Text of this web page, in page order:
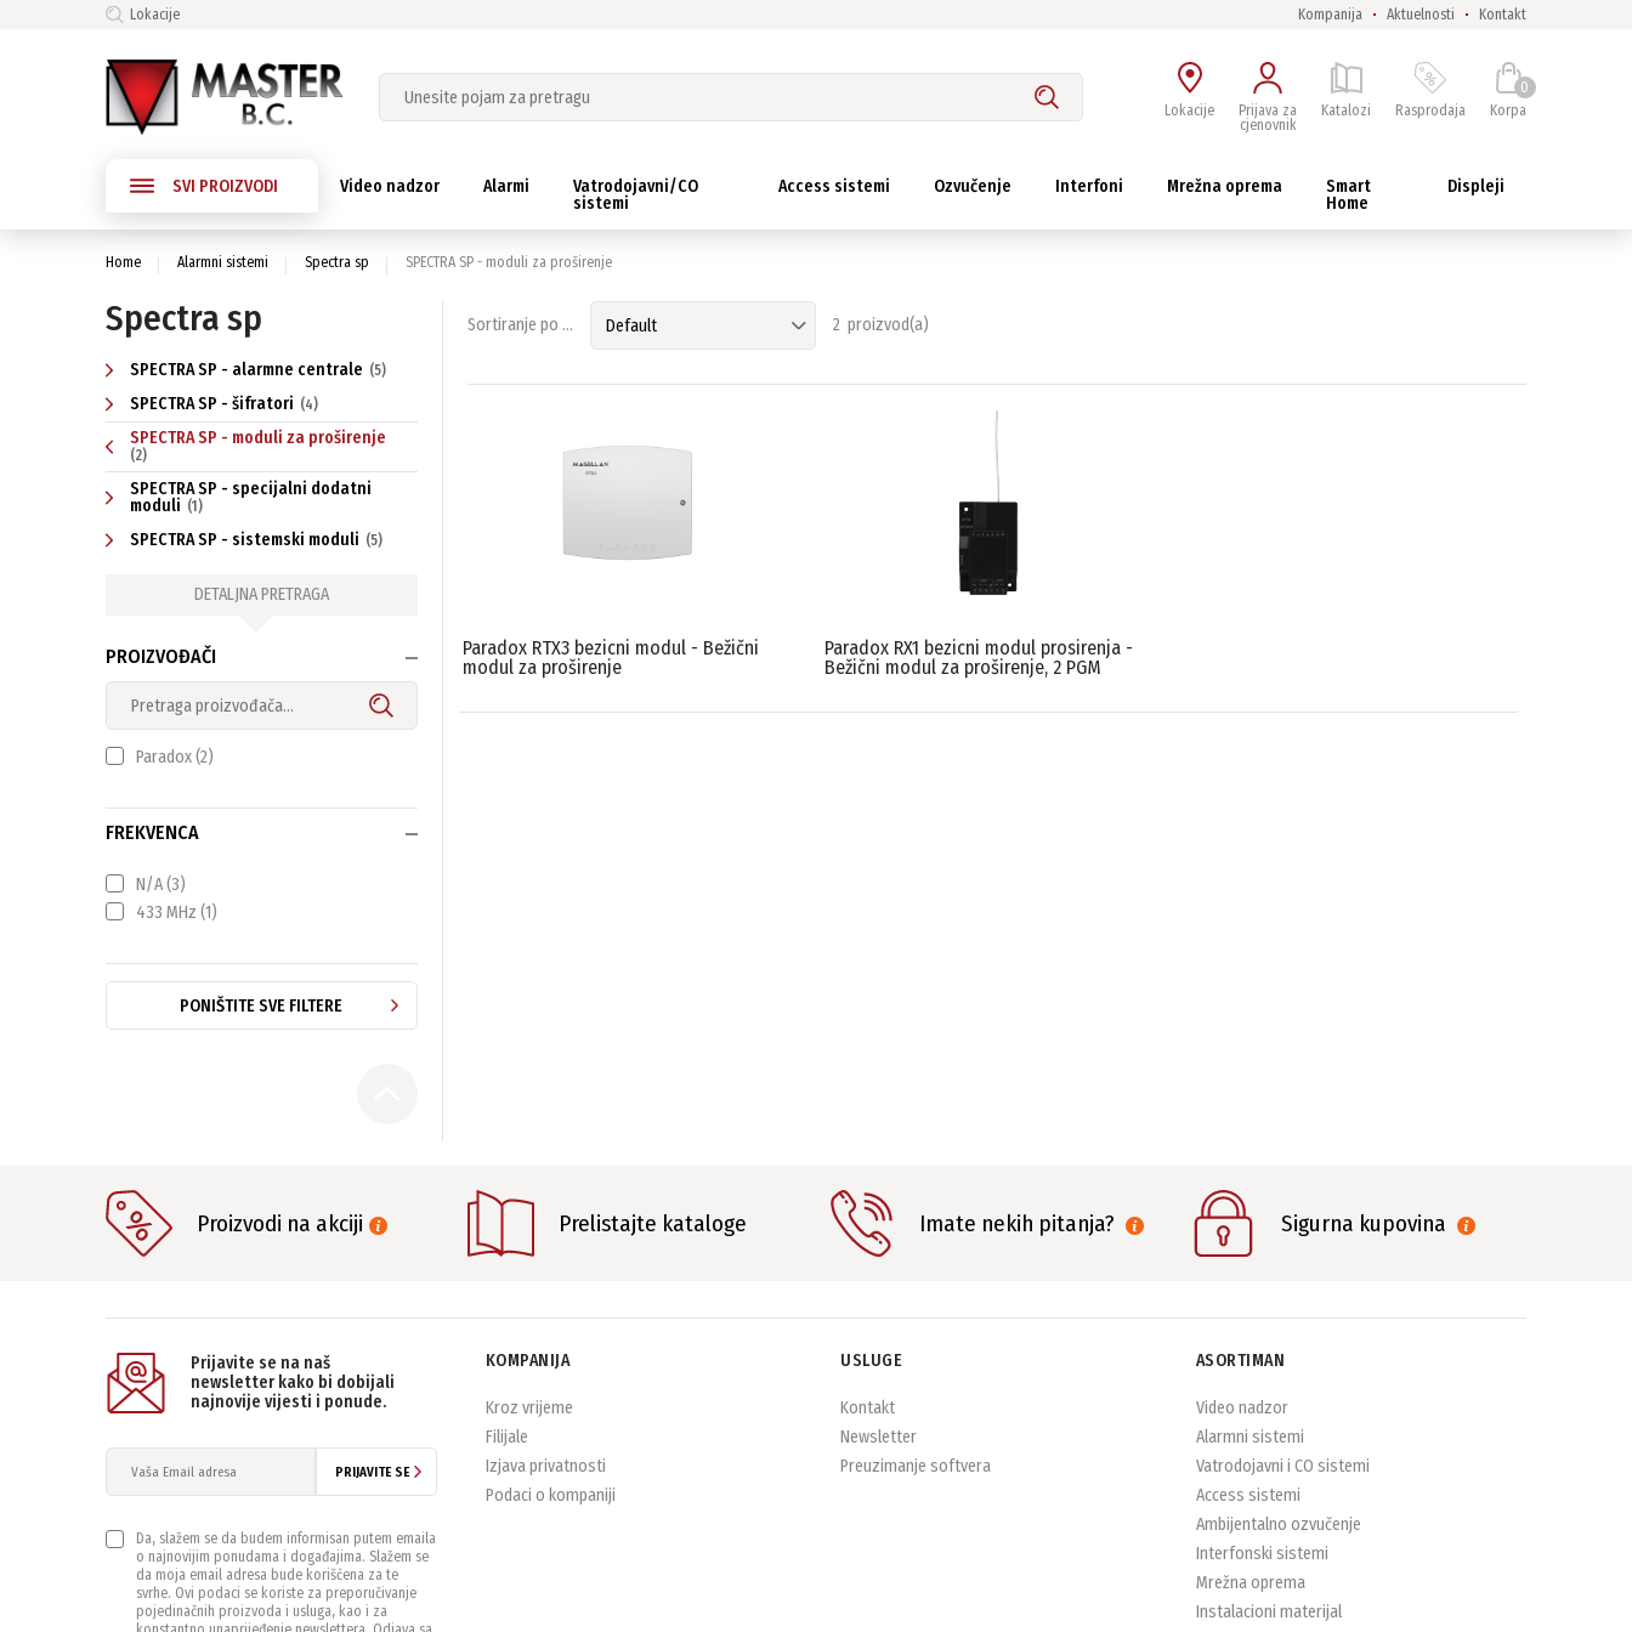
Lokacije Kompanija Aktuelnosti Kontakt
Lokacije
Prijava za
cjenovnik
Katalozi Rasprodaja
0
Korpa
SVI PROIZVODI Video nadzor Alarmi
Vatrodojavni/CO
sistemi
Access sistemi Ozvučenje Interfoni Mrežna oprema
Smart
Home
Displeji
Home Alarmni sistemi Spectra sp SPECTRA SP - moduli za proširenje
Spectra sp
SPECTRA SP - alarmne centrale (5)
SPECTRA SP - šifratori (4)
SPECTRA SP - moduli za proširenje
(2)
SPECTRA SP - specijalni dodatni
moduli (1)
SPECTRA SP - sistemski moduli (5)
DETALJNA PRETRAGA
PROIZVOĐAČI
Paradox(2)
FREKVENCA
N/A(3)
433 MHz (1)
PONIŠTITE SVE FILTERE
Sortiranje po ... 2 proizvod(a)
Paradox RTX3 bezicni modul - Bežični
modul za proširenje
Paradox RX1 bezicni modul prosirenja -
Bežični modul za proširenje, 2 PGM
Proizvodi na akciji Prelistajte kataloge Imate nekih pitanja? Sigurna kupovina
Prijavite se na naš
newsletter kako bi dobijali
najnovije vijesti i ponude.
PRIJAVITE SE
Da, slažem se da budem informisan putem emaila
o najnovijim ponudama i događajima. Slažem se
da moja email adresa bude korišćena za te
svrhe. Ovi podaci se koriste za preporučivanje
pojedinačnih proizvoda i usluga, kao i za
KOMPANIJA
Kroz vrijeme
Filijale
Izjava privatnosti
Podaci o kompaniji
USLUGE
Kontakt
Newsletter
Preuzimanje softvera
ASORTIMAN
Video nadzor
Alarmni sistemi
Vatrodojavni i CO sistemi
Access sistemi
Ambijentalno ozvučenje
Interfonski sistemi
Mrežna oprema
Instalacioni materijal